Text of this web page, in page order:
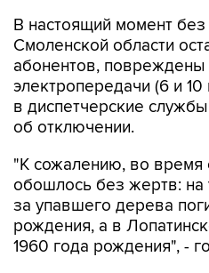
В настоящий момент
Смоленской области
абонентов, повреждены
электропередачи (6 и
в диспетчерские
об отключении.
"К сожалению, во время
обошлось без жертв:
за упавшего дерева
рождения, а в
1960 года рождения", -